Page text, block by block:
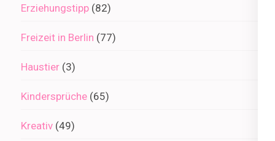
Erziehungstipp (82)
Freizeit in Berlin (77)
Haustier (3)
Kindersprüche (65)
Kreativ (49)